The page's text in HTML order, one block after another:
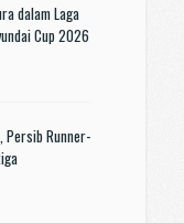
dalam Laga
Cup 2026
Persib Runner-